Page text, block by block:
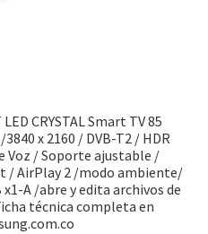
CRYSTAL Smart TV 85
x 2160 / DVB-T2 / HDR
Voz / Soporte ajustable /
/ AirPlay 2 /modo ambiente/
A /abre y edita archivos de
técnica completa en